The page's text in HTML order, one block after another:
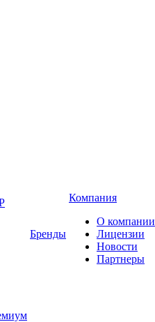
Бренды
Компания
О компании
Лицензии
Новости
Партнеры